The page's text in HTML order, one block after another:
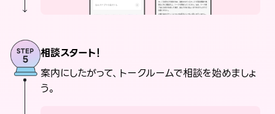
相談スタート！
案内にしたがって、トークルームで相談を始めましょ
う。